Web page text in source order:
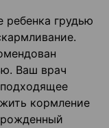
грудью
Ваш врач
кормление